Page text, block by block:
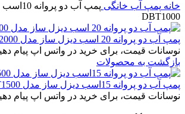
خانه پمپ آب خانگی
پمپ آب
DBT1000
پمپ آب دو پروانه 20 اسب دیزل ساز مدل DBT2000
نوسانات قیمت، برای خرید در واتس اپ پیام
بازگشت به محصولات
پمپ آب دو پروانه 15اسب دیزل ساز مدل DBT1500
نوسانات قیمت، برای خرید در واتس اپ پیام